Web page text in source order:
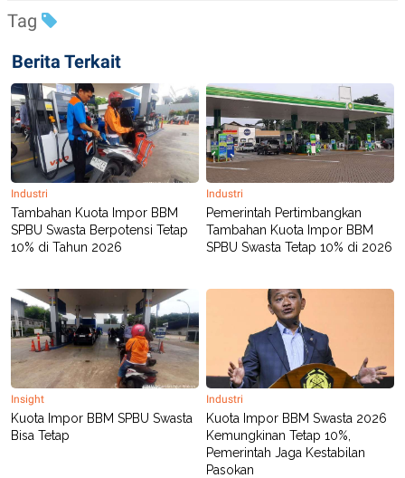
E
Y
S
I
D
L
A
N
G
G
N
A
N
C
E
K
K
I
N
E
R
A
E
M
T
E
P
P
R
A
D
V
E
T
I
S
I
Tag
Berita Terkait
Industri
Tambahan Kuota Impor BBM
SPBU Swasta Berpotensi Tetap
10% di Tahun 2026
Industri
Pemerintah Pertimbangkan
Tambahan Kuota Impor BBM
SPBU Swasta Tetap 10% di 2026
Insight
Kuota Impor BBM SPBU Swasta
Bisa Tetap
Industri
Kuota Impor BBM Swasta 2026
Kemungkinan Tetap 10%,
Pemerintah Jaga Kestabilan
Pasokan